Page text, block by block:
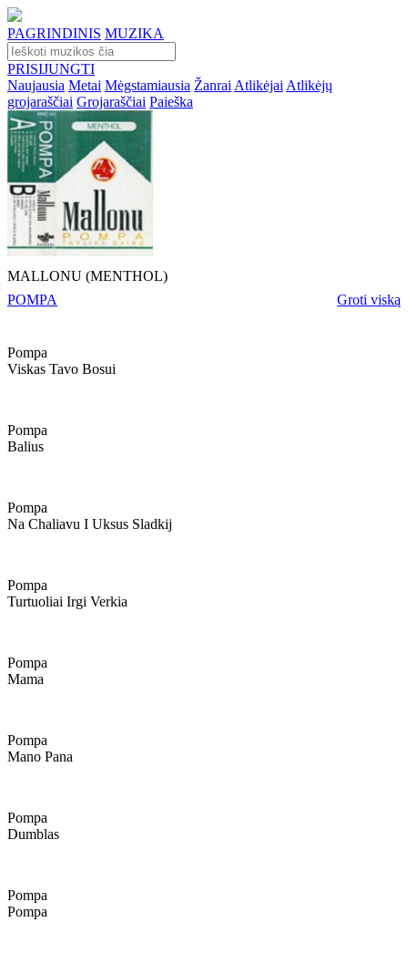
PAGRINDINIS MUZIKA
PRISIJUNGTI
Naujausia Metai Mėgstamiausia Žanrai Atlikėjai Atlikėjų
grojaraščiai Grojaraščiai Paieška
MALLONU (MENTHOL)
POMPA
Groti viską
Pompa
Viskas Tavo Bosui
Pompa
Balius
Pompa
Na Chaliavu I Uksus Sladkij
Pompa
Turtuoliai Irgi Verkia
Pompa
Mama
Pompa
Mano Pana
Pompa
Dumblas
Pompa
Pompa